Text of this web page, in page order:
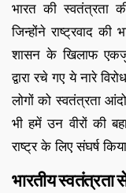
भारत की स्वतंत्रता
जिन्होंने राष्ट्रवाद
शासन के खिलाफ
द्वारा रचे गए ये नारे
लोगों को स्वतंत्रता
भी हमें उन वीरों की
राष्ट्र के लिए संघर्ष
भारतीय स्वतंत्रता